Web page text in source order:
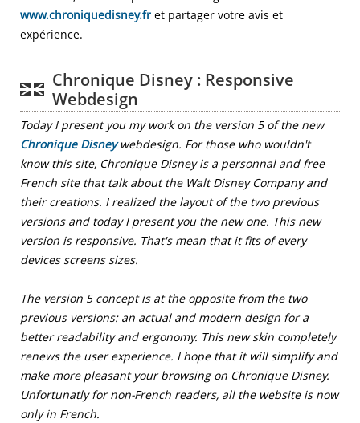
www.chroniquedisney.fr et partager votre avis et
expérience.
Chronique Disney : Responsive
Webdesign
Today I present you my work on the version 5 of the new
Chronique Disneywebdesign. For those who wouldn't
know this site, Chronique Disney is a personnal and free
French site that talk about the Walt Disney Company and
their creations. I realized the layout of the two previous
versions and today I present you the new one. This new
version is responsive. That's mean that it fits of every
devices screens sizes.
The version 5 concept is at the opposite from the two
previous versions: an actual and modern design for a
better readability and ergonomy. This new skin completely
renews the user experience. I hope that it will simplify and
make more pleasant your browsing on Chronique Disney.
Unfortunatly for non-French readers, all the website is now
only in French.